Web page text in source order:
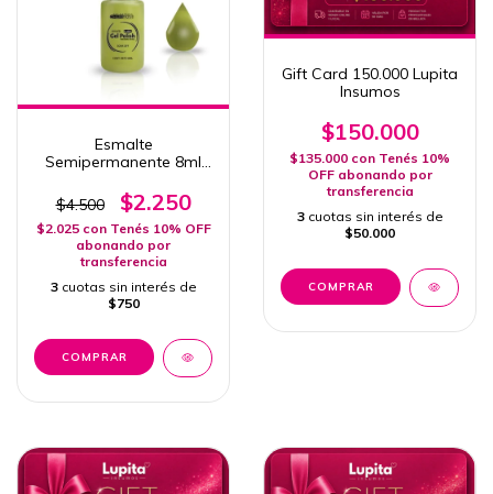
Esmalte
Semipermanente 8ml
(vencido)
$4.500 $2.250
$2.025 con Tenés 10% OFF
abonando por
transferencia
3 cuotas sin interés de
$750
Gift Card 150.000 Lupita
Insumos
$150.000
$135.000 con Tenés 10%
OFF abonando por
transferencia
3 cuotas sin interés de
$50.000